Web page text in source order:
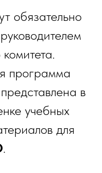
обязательно
программа
в
учебных
для
.